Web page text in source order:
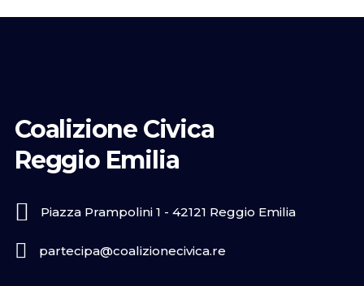
Coalizione Civica
Reggio Emilia
Piazza Prampolini 1 - 42121 Reggio Emilia
partecipa@coalizionecivica.re